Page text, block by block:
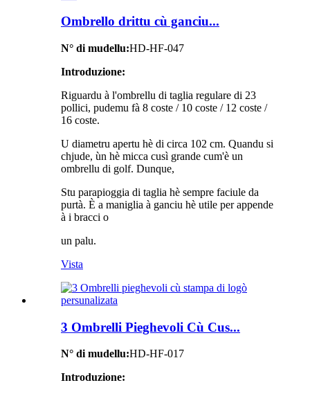
Ombrello drittu cù ganciu...
N° di mudellu:HD-HF-047
Introduzione:
Riguardu à l'ombrellu di taglia regulare di 23
pollici, pudemu fà 8 coste / 10 coste / 12 coste /
16 coste.
U diametru apertu hè di circa 102 cm. Quandu si
chjude, ùn hè micca cusì grande cum'è un
ombrellu di golf. Dunque,
Stu parapioggia di taglia hè sempre faciule da
purtà. È a maniglia à ganciu hè utile per appende
à i bracci o
un palu.
Vista
3 Ombrelli Pieghevoli Cù Cus...
N° di mudellu:HD-HF-017
Introduzione: